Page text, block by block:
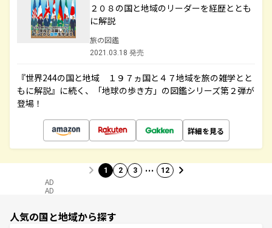
２０８の国と地域のリーダーを経歴ととも
に解説
旅の図鑑
2021.03.18 発売
『世界244の国と地域 １９７ヵ国と４７地域を旅の雑学とと
もに解説』に続く、「地球の歩き方」の図鑑シリーズ第２弾が
登場！
詳細を見る
1 2 3 … 12
AD
AD
人気の国と地域から探す